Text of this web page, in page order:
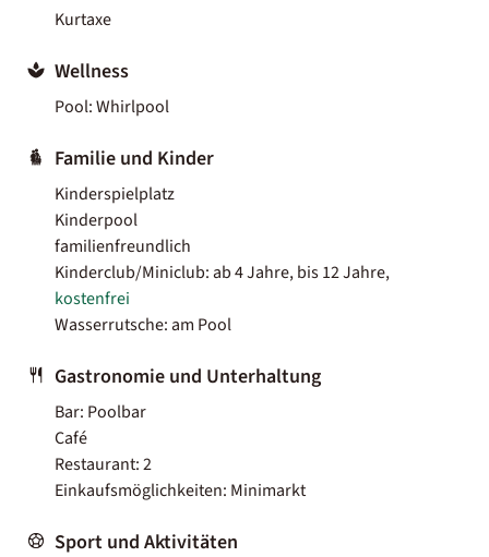
Kurtaxe
Wellness
Pool: Whirlpool
Familie und Kinder
Kinderspielplatz
Kinderpool
familienfreundlich
Kinderclub/Miniclub: ab 4 Jahre, bis 12 Jahre,
kostenfrei
Wasserrutsche: am Pool
Gastronomie und Unterhaltung
Bar: Poolbar
Café
Restaurant: 2
Einkaufsmöglichkeiten: Minimarkt
Sport und Aktivitäten